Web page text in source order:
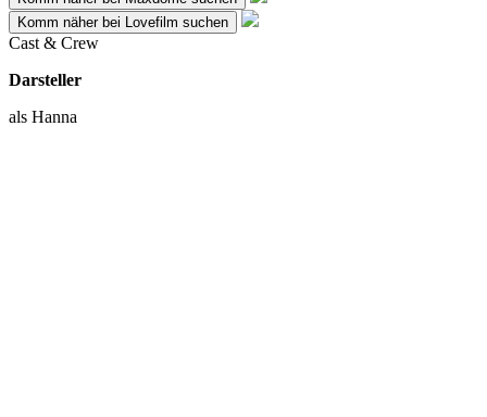
Komm näher bei Lovefilm suchen
Cast & Crew
Darsteller
als Hanna